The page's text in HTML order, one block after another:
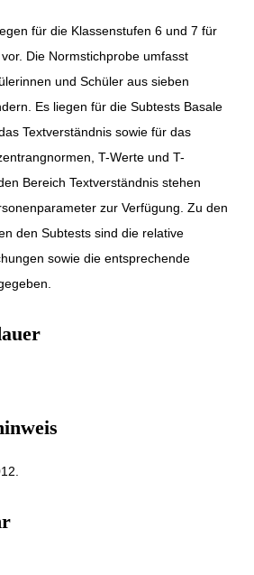
für die Klassenstufen 6 und 7 für
Die Normstichprobe umfasst
und Schüler aus sieben
Es liegen für die Subtests Basale
Textverständnis sowie für das
T-Werte und T-
Bereich Textverständnis stehen
zur Verfügung. Zu den
den Subtests sind die relative
sowie die entsprechende